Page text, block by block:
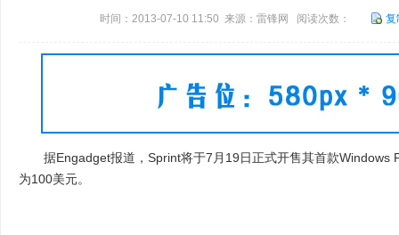
时间：2013-07-10 11:50 来源：雷锋网 阅读次数： 复
据Engadget报道，Sprint将于7月19日正式开售其首款Windows
为100美元。